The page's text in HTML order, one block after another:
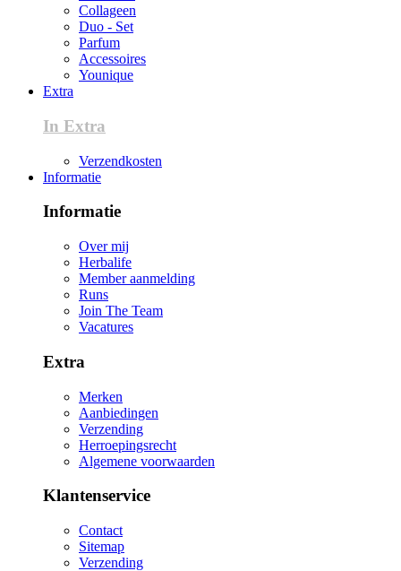
Collageen
Duo - Set
Parfum
Accessoires
Younique
Extra
In Extra
Verzendkosten
Informatie
Informatie
Over mij
Herbalife
Member aanmelding
Runs
Join The Team
Vacatures
Extra
Merken
Aanbiedingen
Verzending
Herroepingsrecht
Algemene voorwaarden
Klantenservice
Contact
Sitemap
Verzending